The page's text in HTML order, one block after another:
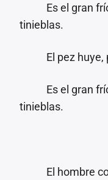
Es el gran frío
tinieblas.
El pez huye,
Es el gran frío
tinieblas.
El hombre